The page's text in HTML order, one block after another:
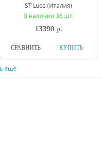
ST Luce (Италия)
В наличии 36 шт.
13390 р.
КУПИТЬ
СРАВНИТЬ
еще